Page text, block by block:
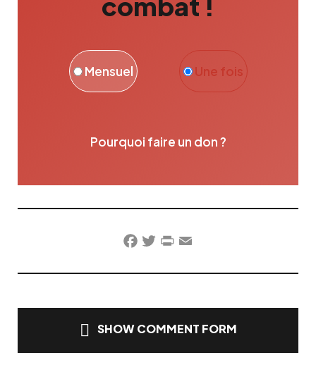
Une fois
Mensuel
Pourquoi faire un don ?
Facebook
TwitterPrintFriendly
Email
SHOW COMMENT FORM